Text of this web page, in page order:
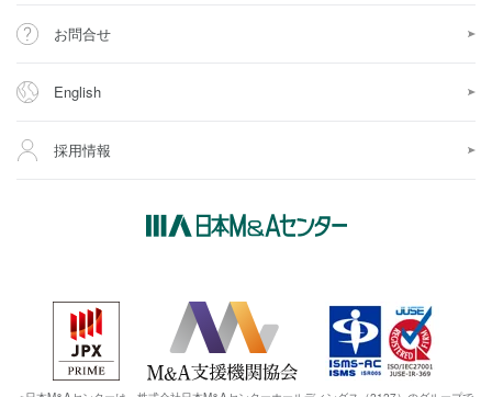
お問合せ
English
採用情報